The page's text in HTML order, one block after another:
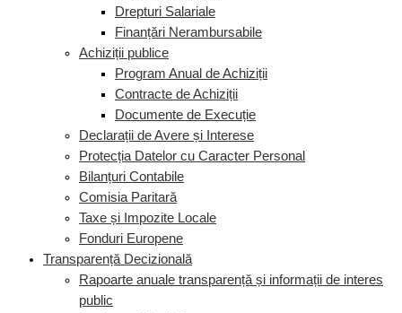
Drepturi Salariale
Finanțări Nerambursabile
Achiziții publice
Program Anual de Achiziții
Contracte de Achiziții
Documente de Execuție
Declarații de Avere și Interese
Protecția Datelor cu Caracter Personal
Bilanțuri Contabile
Comisia Paritară
Taxe și Impozite Locale
Fonduri Europene
Transparență Decizională
Rapoarte anuale transparență și informații de interes
public